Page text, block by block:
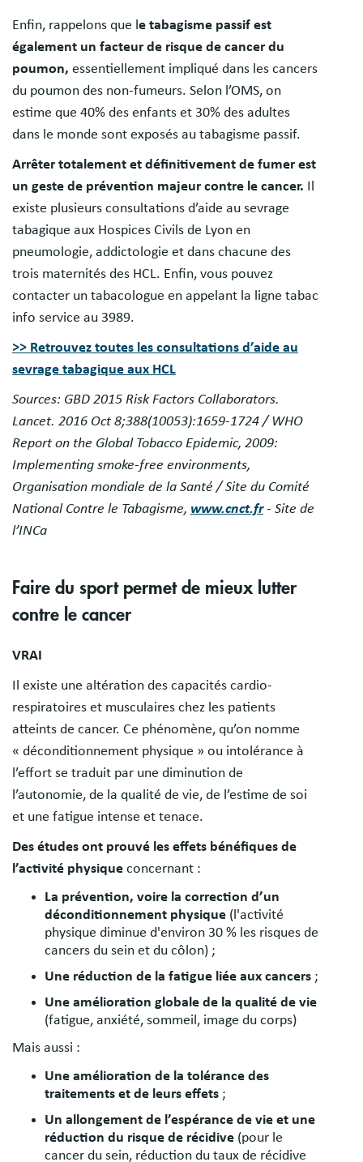
Enfin, rappelons que l e tabagisme passif est
également un facteur de risque de cancer du
poumon, essentiellement impliqué dans les cancers
du poumon des non-fumeurs. Selon l’OMS, on
estime que 40% des enfants et 30% des adultes
dans le monde sont exposés au tabagisme passif.
Arrêter totalement et définitivement de fumer est
un geste de prévention majeur contre le cancer. Il
existe plusieurs consultations d’aide au sevrage
tabagique aux Hospices Civils de Lyon en
pneumologie, addictologie et dans chacune des
trois maternités des HCL. Enfin, vous pouvez
contacter un tabacologue en appelant la ligne tabac
info service au 3989.
>> Retrouvez toutes les consultations d’aide au
sevrage tabagique aux HCL
Sources: GBD 2015 Risk Factors Collaborators.
Lancet. 2016 Oct 8;388(10053):1659-1724 / WHO
Report on the Global Tobacco Epidemic, 2009:
Implementing smoke-free environments,
Organisation mondiale de la Santé / Site du Comité
National Contre le Tabagisme, www.cnct.fr- Site de
l’INCa
Faire du sport permet de mieux lutter
contre le cancer
VRAI
Il existe une altération des capacités cardio-
respiratoires et musculaires chez les patients
atteints de cancer. Ce phénomène, qu’on nomme
« déconditionnement physique » ou intolérance à
l’effort se traduit par une diminution de
l’autonomie, de la qualité de vie, de l’estime de soi
et une fatigue intense et tenace.
Des études ont prouvé les effets bénéfiques de
l’activité physique concernant :
La prévention, voire la correction d’un
déconditionnement physique (l'activité
physique diminue d'environ 30 % les risques de
cancers du sein et du côlon) ;
Une réduction de la fatigue liée aux cancers ;
Une amélioration globale de la qualité de vie
(fatigue, anxiété, sommeil, image du corps)
Mais aussi :
Une amélioration de la tolérance des
traitements et de leurs effets ;
Un allongement de l’espérance de vie et une
réduction du risque de récidive (pour le
cancer du sein, réduction du taux de récidive